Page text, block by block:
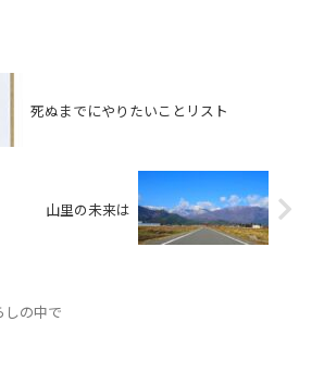
死ぬまでにやりたいことリスト
山里の未来は
しの中で